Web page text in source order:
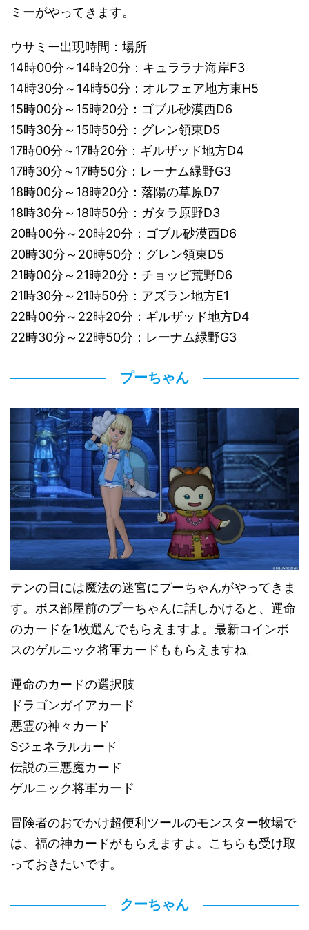
ミーがやってきます。
ウサミー出現時間：場所
14時00分～14時20分：キュララナ海岸F3
14時30分～14時50分：オルフェア地方東H5
15時00分～15時20分：ゴブル砂漠西D6
15時30分～15時50分：グレン領東D5
17時00分～17時20分：ギルザッド地方D4
17時30分～17時50分：レーナム緑野G3
18時00分～18時20分：落陽の草原D7
18時30分～18時50分：ガタラ原野D3
20時00分～20時20分：ゴブル砂漠西D6
20時30分～20時50分：グレン領東D5
21時00分～21時20分：チョッピ荒野D6
21時30分～21時50分：アズラン地方E1
22時00分～22時20分：ギルザッド地方D4
22時30分～22時50分：レーナム緑野G3
プーちゃん
テンの日には魔法の迷宮にプーちゃんがやってきま
す。ボス部屋前のプーちゃんに話しかけると、運命
のカードを1枚選んでもらえますよ。最新コインボ
スのゲルニック将軍カードももらえますね。
運命のカードの選択肢
ドラゴンガイアカード
悪霊の神々カード
Sジェネラルカード
伝説の三悪魔カード
ゲルニック将軍カード
冒険者のおでかけ超便利ツールのモンスター牧場で
は、福の神カードがもらえますよ。こちらも受け取
っておきたいです。
クーちゃん